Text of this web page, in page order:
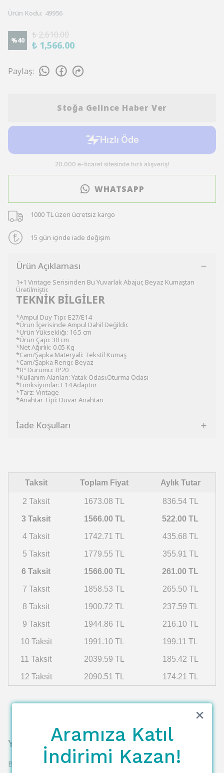
Ürün Kodu: 49956
%40
₺ 2,610.00
₺ 1,566.00
Paylaş:
Stoğa Gelince Haber Ver
WHATSAPP
1000 TL üzeri ücretsiz kargo
15 gün içinde iade değişim
Ürün Açıklaması
1+1 Vıntage Serisinden Bu Yuvarlak Abajur, Beyaz Kumaştan
Üretilmiştir.
TEKNİK BİLGİLER
*Ampul Duy Tipi: E27/E14
*Ürün İçerisinde Ampul Dahil Değildir.
*Ürün Yüksekliği: 16.5 cm
*Ürün Çapı: 30 cm
*Net Ağırlık: 0.05 Kg
*Cam/Şapka Materyali: Tekstil Kumaş
*Cam/Şapka Rengi: Beyaz
*IP Durumu: IP20
*Kullanım Alanları: Yatak Odası.Oturma Odası
*Fonksiyonlar: E14 Adaptör
*Tarz: Vintage
*Anahtar Tipi: Duvar Anahtarı
İade Koşulları
Taksit Toplam Fiyat Aylık Tutar
2 Taksit 1673.08 TL 836.54 TL
3 Taksit 1566.00 TL 522.00 TL
4 Taksit 1742.71 TL 435.68 TL
5 Taksit 1779.55 TL 355.91 TL
6 Taksit 1566.00 TL 261.00 TL
7 Taksit 1858.53 TL 265.50 TL
8 Taksit 1900.72 TL 237.59 TL
9 Taksit 1944.86 TL 216.10 TL
10 Taksit 1991.10 TL 199.11 TL
11 Taksit 2039.59 TL 185.42 TL
12 Taksit 2090.51 TL 174.21 TL
Yorumlar
Bu ürün için henüz yorum yapılmamış.
Aramıza Katıl
İndirimi Kazan!